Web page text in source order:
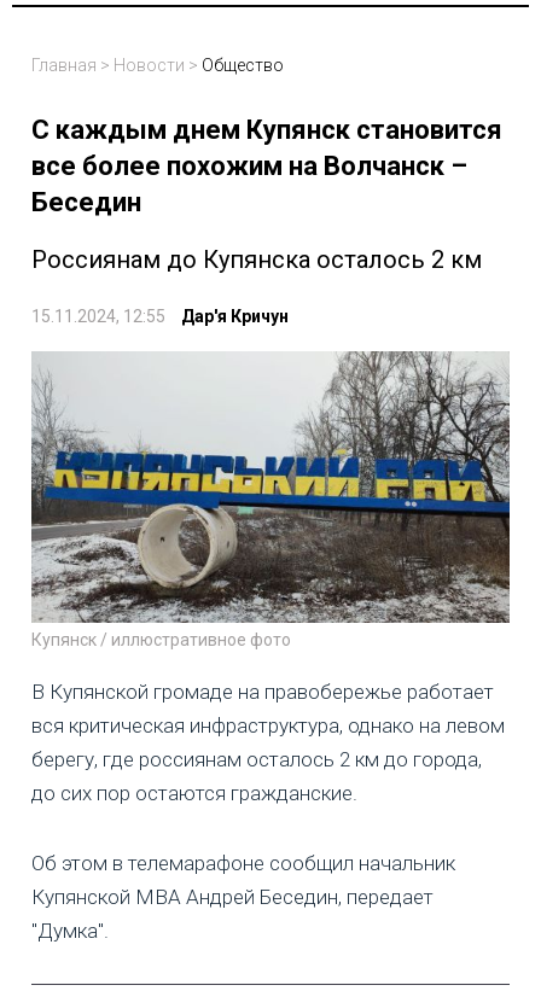
Главная > Новости > Общество
С каждым днем Купянск становится
все более похожим на Волчанск –
Беседин
Россиянам до Купянска осталось 2 км
15.11.2024, 12:55 Дар'я Кричун
Купянск / иллюстративное фото
В Купянской громаде на правобережье работает
вся критическая инфраструктура, однако на левом
берегу, где россиянам осталось 2 км до города,
до сих пор остаются гражданские.
Об этом в телемарафоне сообщил начальник
Купянской МВА Андрей Беседин, передает
"Думка".